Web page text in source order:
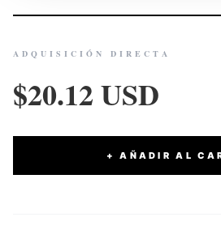
ADQUISICIÓN DIRECTA
$20.12 USD
+ AÑADIR AL